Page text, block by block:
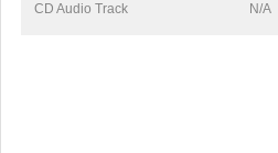
CD Audio Track N/A